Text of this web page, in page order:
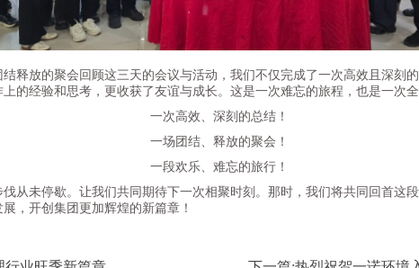
放的聚会回顾这三天的会议与活动，我们不仅完成了一次高效且深刻
的经验和思考，更收获了友谊与成长。这是一次难忘的旅程，也是一次全
一次高效、深刻的总结！
一场团结、释放的聚会！
一段欢乐、难忘的旅行！
未停歇。让我们共同期待下一次相聚时刻。那时，我们将共同回首这
，开创集团更加辉煌的新篇章！